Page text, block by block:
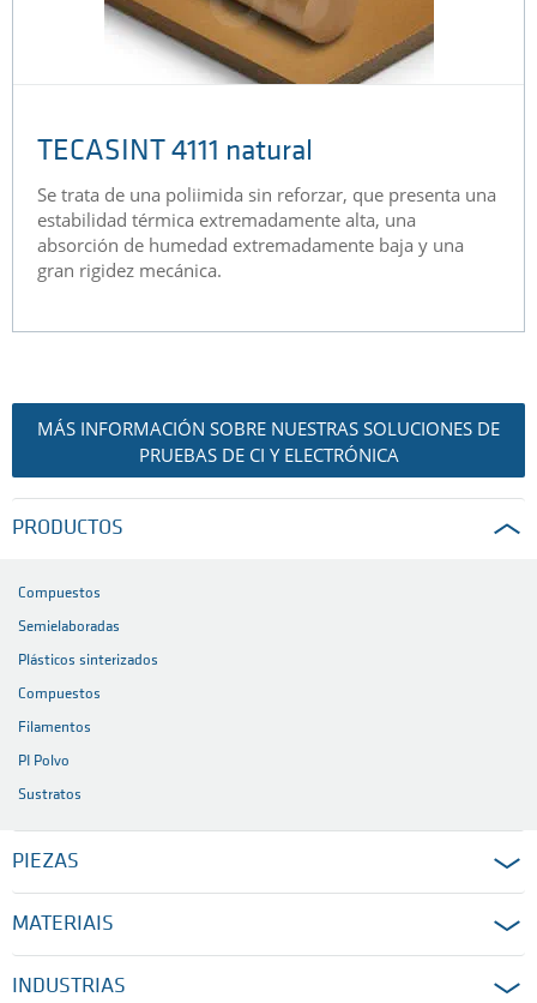
TECASINT 4111 natural
Se trata de una poliimida sin reforzar, que presenta una
estabilidad térmica extremadamente alta, una
absorción de humedad extremadamente baja y una
gran rigidez mecánica.
MÁS INFORMACIÓN SOBRE NUESTRAS SOLUCIONES DE
PRUEBAS DE CI Y ELECTRÓNICA
PRODUCTOS
Compuestos
Semielaboradas
Plásticos sinterizados
Compuestos
Filamentos
PI Polvo
Sustratos
PIEZAS
MATERIAIS
INDUSTRIAS